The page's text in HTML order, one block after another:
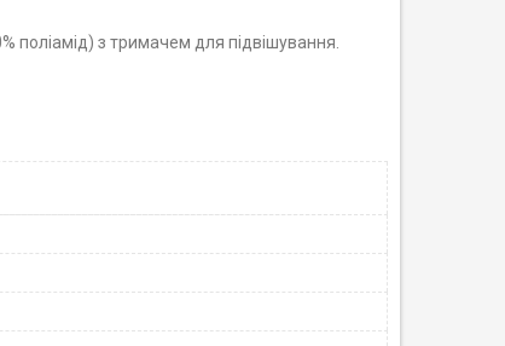
поліамід) з тримачем для підвішування.